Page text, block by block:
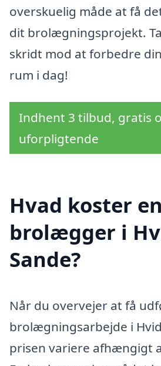
overskuelig måde at få
dit brolægningsprojekt.
skridt mod at forbedre
rum i dag!
Indhent 3 tilbud, gratis
uforpligtende
Hvad koster en
brolægger i
Sande?
Når du overvejer at få
brolægningsarbejde i
prisen variere afhængigt